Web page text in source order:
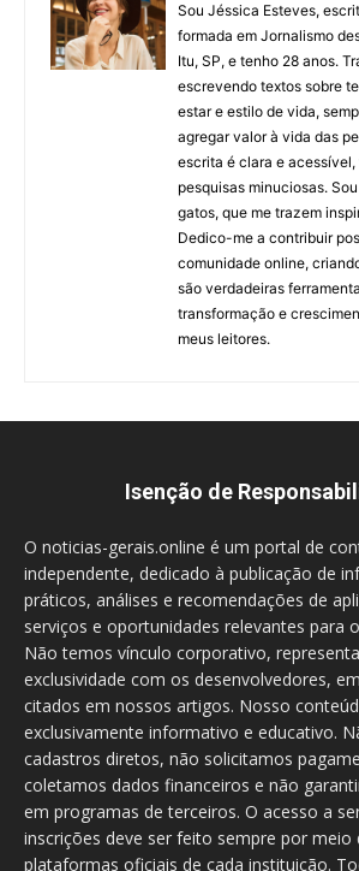
Sou Jéssica Esteves,
formada em Jornalismo
Itu, SP, e tenho 28 anos.
escrevendo textos sobre
estar e estilo de vida,
agregar valor à vida das
escrita é clara e acessível,
pesquisas minuciosas.
gatos, que me trazem
Dedico-me a contribuir
comunidade online,
são verdadeiras
transformação e
meus leitores.
Isenção de
O noticias-gerais.online é um portal de
independente, dedicado à publicação de
práticos, análises e recomendações de
serviços e oportunidades relevantes para
Não temos vínculo corporativo,
exclusividade com os desenvolvedores,
citados em nossos artigos. Nosso
exclusivamente informativo e educativo.
cadastros diretos, não solicitamos
coletamos dados financeiros e não
em programas de terceiros. O acesso a
inscrições deve ser feito sempre por meio
plataformas oficiais de cada instituição.